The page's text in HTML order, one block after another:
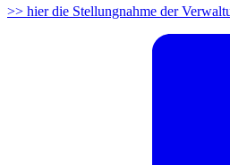
>> hier die Stellungnahme der